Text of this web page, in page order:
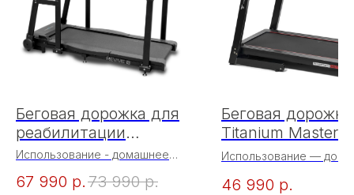
Беговая дорожка для
реабилитации
домашняя OXYGEN
Использование - домашнее
электрическая беговая
67 990 р. 73 990 р.
Беговая дорожка
Titanium Masters
Physiotech M270
Использование —
Постоянная мощность,
46 990 р.